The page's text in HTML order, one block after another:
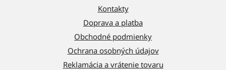
Kontakty
Doprava a platba
Obchodné podmienky
Ochrana osobných údajov
Reklamácia a vrátenie tovaru